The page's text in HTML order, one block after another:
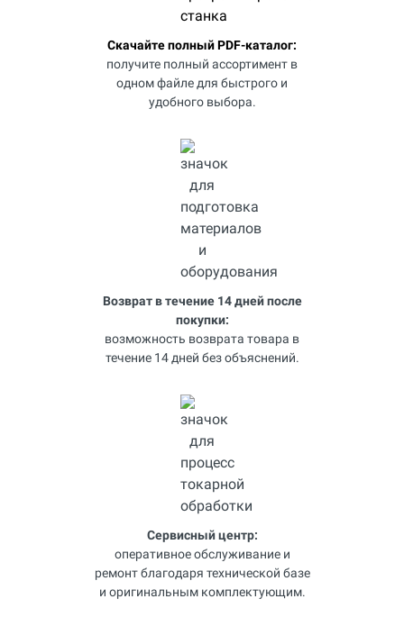
Скачайте полный PDF-каталог:
получите полный ассортимент в
одном файле для быстрого и
удобного выбора.
Возврат в течение 14 дней после
покупки:
возможность возврата товара в
течение 14 дней без объяснений.
Сервисный центр:
оперативное обслуживание и
ремонт благодаря технической базе
и оригинальным комплектующим.